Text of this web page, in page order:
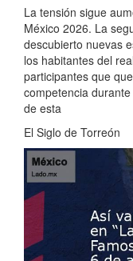
La tensión sigue
México 2026. La
descubierto nuevas
los habitantes del
participantes que
competencia
de esta
El Siglo de Torreón